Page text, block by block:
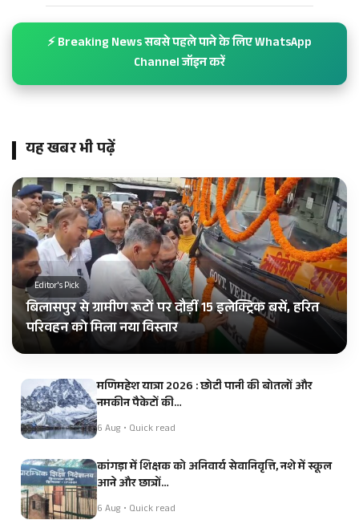
⚡ Breaking News सबसे पहले पाने के लिए WhatsApp
Channel जॉइन करें
यह खबर भी पढ़ें
Editor's Pick
बिलासपुर से ग्रामीण रूटों पर दौड़ीं 15 इलेक्ट्रिक बसें, हरित
परिवहन को मिला नया विस्तार
मणिमहेश यात्रा 2026 : छोटी पानी की बोतलों और
नमकीन पैकेटों की…
6 Aug • Quick read
कांगड़ा में शिक्षक को अनिवार्य सेवानिवृत्ति, नशे में स्कूल
आने और छात्रों…
6 Aug • Quick read